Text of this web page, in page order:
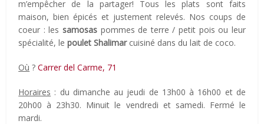
m’empêcher de la partager! Tous les plats sont faits
maison, bien épicés et justement relevés. Nos coups de
coeur : lessamosas pommes de terre / petit pois ou leur
spécialité, lepoulet Shalimarcuisiné dans du lait de coco.
Où ?Carrer del Carme, 71
Horaires : du dimanche au jeudi de 13h00 à 16h00 et de
20h00 à 23h30. Minuit le vendredi et samedi. Fermé le
mardi.